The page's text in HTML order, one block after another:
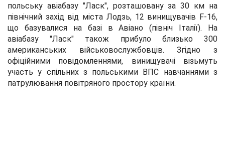
польську авіабазу "Ласк", розташовану за 30 км на
північний захід від міста Лодзь, 12 винищувачів F-16,
що базувалися на базі в Авіано (північ Італії). На
авіабазу "Ласк" також прибуло близько 300
американських військовослужбовців. Згідно з
офіційними повідомленнями, винищувачі візьмуть
участь у спільних з польськими ВПС навчаннями з
патрулювання повітряного простору країни.